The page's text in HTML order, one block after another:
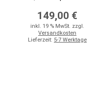
149,00 €
inkl. 19 % MwSt. zzgl.
Versandkosten
Lieferzeit: 5-7 Werktage